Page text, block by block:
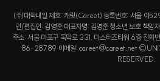
(주)대학내일 제호: 캐릿(Careet) 등록번호: 서울 아
인/편집인: 김영훈 대표자명: 김영훈 청소년 보호 책
주소: 서울 마포구 독막로 331, 마스터즈타워 6층 전
86-28789 이메일: careet@careet.net
RESERVED.